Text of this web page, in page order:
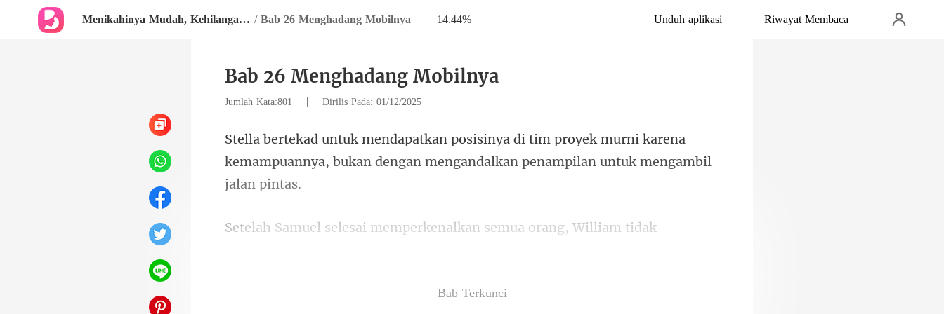
Menikahinya Mudah, Kehilangannya Adalah Neraka / Bab 26 Menghadang Mobilnya | 14.44% Unduh aplikasi Riwayat Membaca
Bab 26 Menghadang Mobilnya
Jumlah Kata:801 | Dirilis Pada: 01/12/2025
proyek murni karena
kemampuannya, bukan dengan me
k
—— Bab Terkunci ——